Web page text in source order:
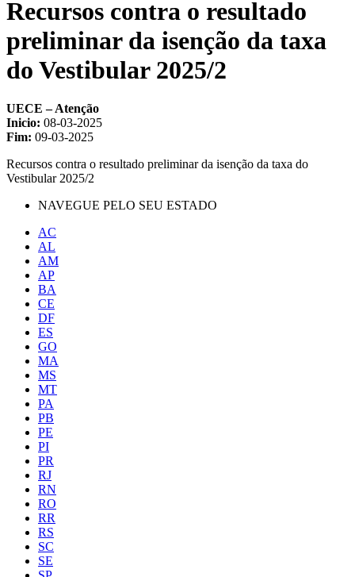
Recursos contra o resultado
preliminar da isenção da taxa
do Vestibular 2025/2
UECE – Atenção
Inicio: 08-03-2025
Fim: 09-03-2025
Recursos contra o resultado preliminar da isenção da taxa do
Vestibular 2025/2
NAVEGUE PELO SEU ESTADO
AC
AL
AM
AP
BA
CE
DF
ES
GO
MA
MS
MT
PA
PB
PE
PI
PR
RJ
RN
RO
RR
RS
SC
SE